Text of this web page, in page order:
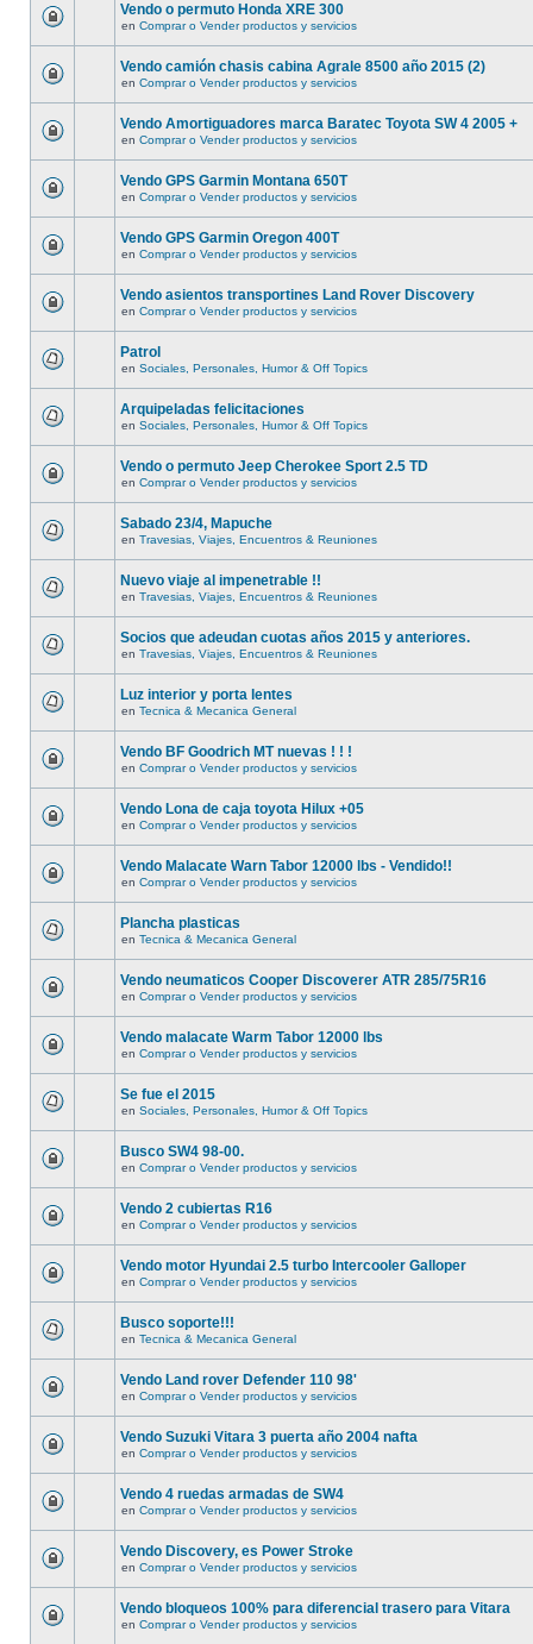
Vendo o permuto Honda XRE 300
en Comprar o Vender productos y servicios
Vendo camión chasis cabina Agrale 8500 año 2015 (2)
en Comprar o Vender productos y servicios
Vendo Amortiguadores marca Baratec Toyota SW 4 2005 +
en Comprar o Vender productos y servicios
Vendo GPS Garmin Montana 650T
en Comprar o Vender productos y servicios
Vendo GPS Garmin Oregon 400T
en Comprar o Vender productos y servicios
Vendo asientos transportines Land Rover Discovery
en Comprar o Vender productos y servicios
Patrol
en Sociales, Personales, Humor & Off Topics
Arquipeladas felicitaciones
en Sociales, Personales, Humor & Off Topics
Vendo o permuto Jeep Cherokee Sport 2.5 TD
en Comprar o Vender productos y servicios
Sabado 23/4, Mapuche
en Travesias, Viajes, Encuentros & Reuniones
Nuevo viaje al impenetrable !!
en Travesias, Viajes, Encuentros & Reuniones
Socios que adeudan cuotas años 2015 y anteriores.
en Travesias, Viajes, Encuentros & Reuniones
Luz interior y porta lentes
en Tecnica & Mecanica General
Vendo BF Goodrich MT nuevas ! ! !
en Comprar o Vender productos y servicios
Vendo Lona de caja toyota Hilux +05
en Comprar o Vender productos y servicios
Vendo Malacate Warn Tabor 12000 lbs - Vendido!!
en Comprar o Vender productos y servicios
Plancha plasticas
en Tecnica & Mecanica General
Vendo neumaticos Cooper Discoverer ATR 285/75R16
en Comprar o Vender productos y servicios
Vendo malacate Warm Tabor 12000 lbs
en Comprar o Vender productos y servicios
Se fue el 2015
en Sociales, Personales, Humor & Off Topics
Busco SW4 98-00.
en Comprar o Vender productos y servicios
Vendo 2 cubiertas R16
en Comprar o Vender productos y servicios
Vendo motor Hyundai 2.5 turbo Intercooler Galloper
en Comprar o Vender productos y servicios
Busco soporte!!!
en Tecnica & Mecanica General
Vendo Land rover Defender 110 98'
en Comprar o Vender productos y servicios
Vendo Suzuki Vitara 3 puerta año 2004 nafta
en Comprar o Vender productos y servicios
Vendo 4 ruedas armadas de SW4
en Comprar o Vender productos y servicios
Vendo Discovery, es Power Stroke
en Comprar o Vender productos y servicios
Vendo bloqueos 100% para diferencial trasero para Vitara
en Comprar o Vender productos y servicios